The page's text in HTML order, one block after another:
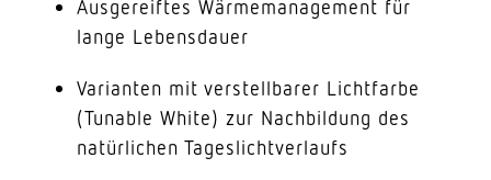
Ausgereiftes Wärmemanagement für
lange Lebensdauer
Varianten mit verstellbarer Lichtfarbe
(Tunable White) zur Nachbildung des
natürlichen Tageslichtverlaufs